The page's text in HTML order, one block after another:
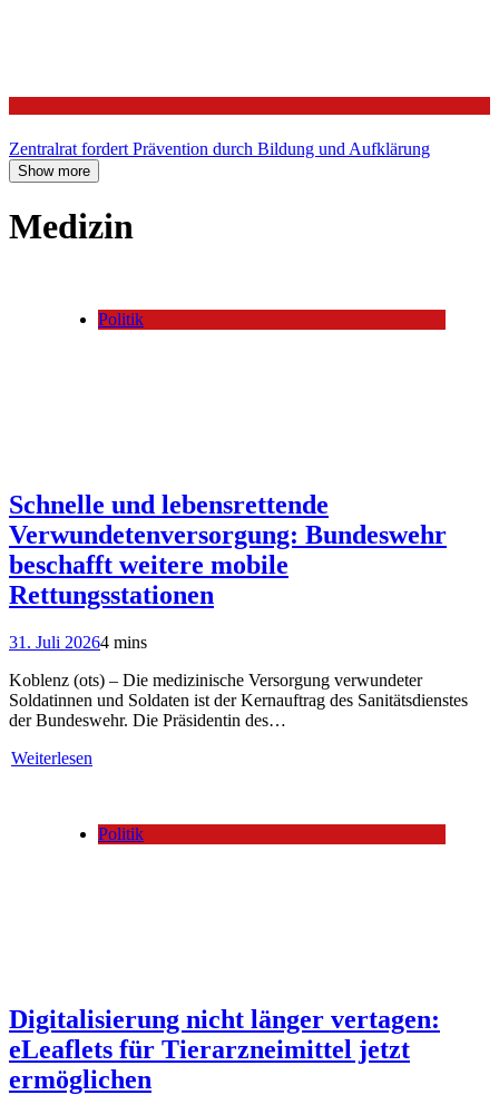
Zentralrat fordert Prävention durch Bildung und Aufklärung
Show more
Medizin
Politik
Schnelle und lebensrettende
Verwundetenversorgung: Bundeswehr
beschafft weitere mobile
Rettungsstationen
31. Juli 20264 mins
Koblenz (ots) – Die medizinische Versorgung verwundeter
Soldatinnen und Soldaten ist der Kernauftrag des Sanitätsdienstes
der Bundeswehr. Die Präsidentin des…
Weiterlesen
Politik
Digitalisierung nicht länger vertagen:
eLeaflets für Tierarzneimittel jetzt
ermöglichen